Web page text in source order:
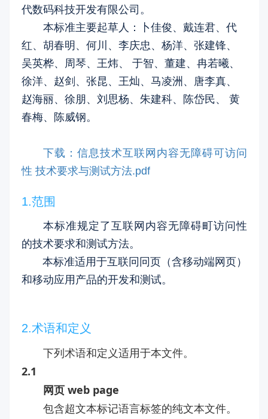
代数码科技开发有限公司。
本标准主要起草人：卜佳俊、戴连君、代
红、胡春明、何川、李庆忠、杨洋、张建锋、
吴英桦、周琴、王炜、 于智、董建、冉若曦、
徐洋、赵剑、张昆、王灿、马凌洲、唐李真、
赵海丽、徐朋、刘思杨、朱建科、陈岱民、 黄
春梅、陈威钢。
下载：信息技术互联网内容无障碍可访问
性 技术要求与测试方法.pdf
1.范围
本标准规定了互联网内容无障碍町访问性
的技术要求和测试方法。
本标准适用于互联冋冋页（含移动端网页）
和移动应用产品的开发和测试。
2.术语和定义
下列术语和定义适用于本文件。
2.1
网页 web page
包含超文本标记语言标签的纯文本文件。